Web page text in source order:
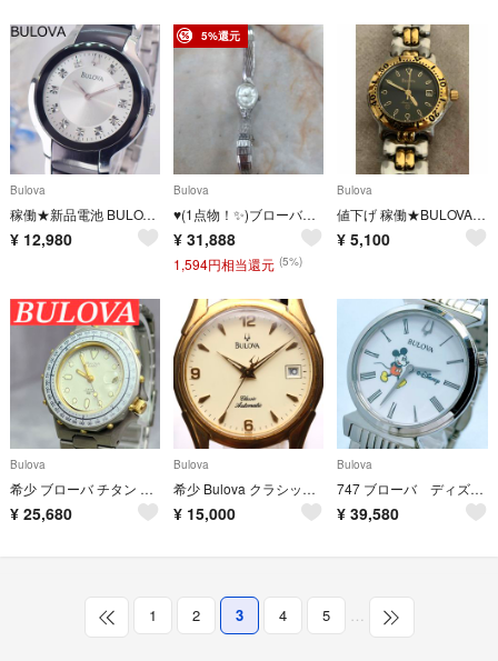
Bulova
稼働★新品電池 BULOVA 11Pダイヤモンド メンズ ウォッチ 純正ベルト
¥ 12,980
5%還元
Bulova
♥(1点物！✨)ブローバー BULOVAウオッチヴィンテージ手巻き時計
¥ 31,888
1,594円相当還元 (5%)
Bulova
値下げ 稼働★BULOVA ブローバ マリーンスター レディース腕時計 電池新品
¥ 5,100
Bulova
希少 ブローバ チタン クォーツ レディース 腕時計 デイト ビンテージ ベゼル
¥ 25,680
Bulova
希少 Bulova クラシック 自動巻き シースルーバック メンズ 腕時計
¥ 15,000
Bulova
747 ブローバ ディズニー ミッキー ラウンド 腕時計 希少
¥ 39,580
1 2 3 4 5 …